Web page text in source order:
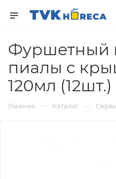
Фуршетный
пиалы с
120мл (12шт.)
Главная — Каталог —